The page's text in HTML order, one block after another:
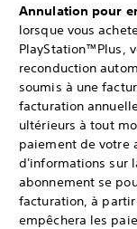
Annulation pour
lorsque vous
PlayStation™Plus,
reconduction
soumis à une
facturation
ultérieurs à tout
paiement de votre
d'informations sur
abonnement se
facturation, à
empêchera les